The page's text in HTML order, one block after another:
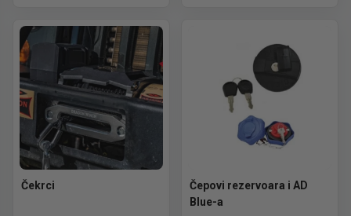
Čekrci
Čepovi rezervoara i AD
Blue-a